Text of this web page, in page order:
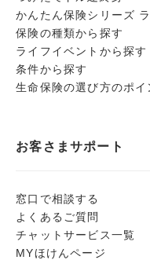
かんたん保険シリーズ ラ
保険の種類から探す
ライフイベントから探す
条件から探す
生命保険の選び方のポイ
お客さまサポート
窓口で相談する
よくあるご質問
チャットサービス一覧
MYほけんページ